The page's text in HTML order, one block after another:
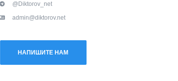
@Diktorov_net
admin@diktorov.net
НАПИШИТЕ НАМ